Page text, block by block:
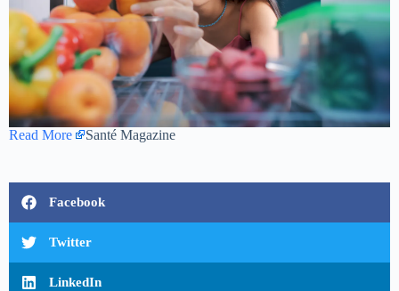
Read More Santé Magazine
Facebook
Twitter
LinkedIn